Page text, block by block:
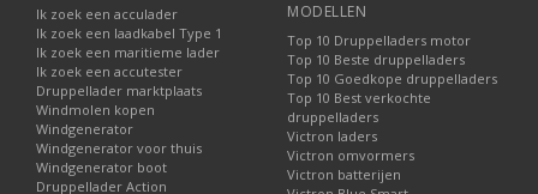
Ik zoek een acculader
Ik zoek een laadkabel Type 1
Ik zoek een maritieme lader
Ik zoek een accutester
Druppellader marktplaats
Windmolen kopen
Windgenerator
Windgenerator voor thuis
Windgenerator boot
Druppellader Action
MODELLEN
Top 10 Druppelladers motor
Top 10 Beste druppelladers
Top 10 Goedkope druppelladers
Top 10 Best verkochte
druppelladers
Victron laders
Victron omvormers
Victron batterijen